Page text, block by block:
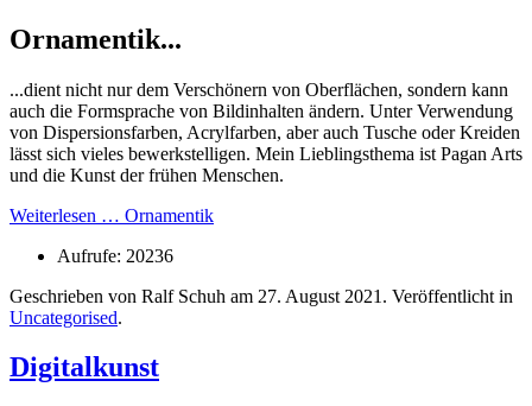
Ornamentik...
...dient nicht nur dem Verschönern von Oberflächen, sondern kann
auch die Formsprache von Bildinhalten ändern. Unter Verwendung
von Dispersionsfarben, Acrylfarben, aber auch Tusche oder Kreiden
lässt sich vieles bewerkstelligen. Mein Lieblingsthema ist Pagan Arts
und die Kunst der frühen Menschen.
Weiterlesen … Ornamentik
Aufrufe: 20236
Geschrieben von Ralf Schuh am 27. August 2021 . Veröffentlicht in
Uncategorised.
Digitalkunst